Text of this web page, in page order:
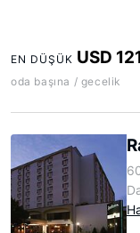
EN DÜŞÜK USD
oda başına / gecelik